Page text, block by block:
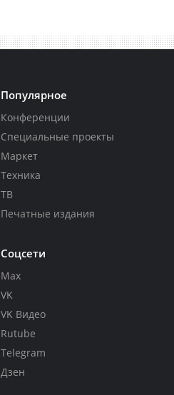
Популярное
Конференции
Специальные проекты
Маркет
Техника
ТВ
Печатные издания
Соцсети
Max
VK
VK Видео
Rutube
Telegram
Дзен